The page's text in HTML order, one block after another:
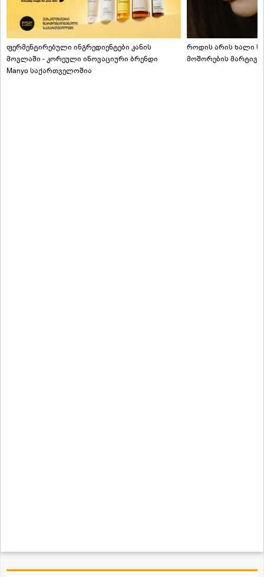
ფერმენტირებული ინგრედიენტები კანის
მოვლაში - კორეული ინოვაციური ბრენდი
Manyo საქართველოშია
როდის არის ხალი
მოშორების